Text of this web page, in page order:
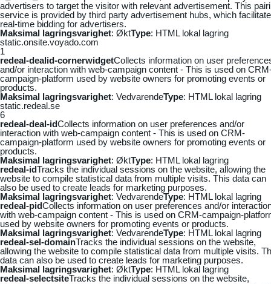
advertisers to target the visitor with relevant advertisement. This
service is provided by third party advertisement hubs, which
real-time bidding for advertisers.
Maksimal lagringsvarighet: ØktType: HTML lokal lagring
static.onsite.voyado.com
1
redeal-dealid-cornerwidgetCollects information on user
and/or interaction with web-campaign content - This is used on
campaign-platform used by website owners for promoting events or
products.
Maksimal lagringsvarighet: VedvarendeType: HTML lokal lagring
static.redeal.se
6
redeal-deal-idCollects information on user preferences and/or
interaction with web-campaign content - This is used on CRM-
campaign-platform used by website owners for promoting events or
products.
Maksimal lagringsvarighet: ØktType: HTML lokal lagring
redeal-idTracks the individual sessions on the website, allowing the
website to compile statistical data from multiple visits. This data can
also be used to create leads for marketing purposes.
Maksimal lagringsvarighet: VedvarendeType: HTML lokal lagring
redeal-pidCollects information on user preferences and/or
with web-campaign content - This is used on CRM-campaign-
used by website owners for promoting events or products.
Maksimal lagringsvarighet: VedvarendeType: HTML lokal lagring
redeal-sel-domainTracks the individual sessions on the website,
allowing the website to compile statistical data from multiple visits.
data can also be used to create leads for marketing purposes.
Maksimal lagringsvarighet: ØktType: HTML lokal lagring
redeal-selectsiteTracks the individual sessions on the website,